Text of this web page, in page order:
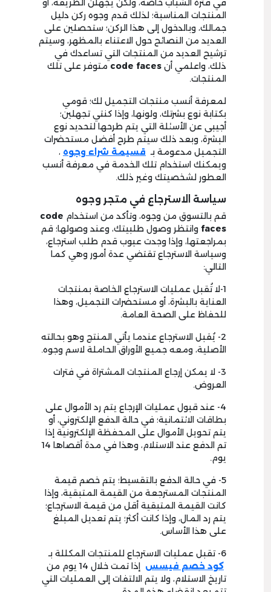
في فترة الشباب خاصة، ولكن يجهلن الطريقة، أو
المنتجات المناسبة؛ لذلك قدم وجوه ركن دليل
جمالك، وبالدخول إلى هذا الركن؛ ستحصلين على
العديد من النصائح حول الاعتناء بالمظهر، وسيتم
ترشيح العديد من المنتجات التي تساعدك في
ذلك، واعلمي أن code faces متوفر على تلك
المنتجات.
لمعرفة أنسب منتجات التجميل لك؛ قومي
بكتابة نوع بشرتك، ولونها، وإذا كنتي تجهلين؛
أجيبى عن الأسئلة التي يتم طرحها لتحديد نوع
البشرة، وبعد ذلك سيتم طرح أفضل مستحضرات
التجميل مدعومة بـ قسيمة شراء وجوه ،
ويمكنك استخدام تلك الخدمة في معرفة أنسب
العطور لشخصيتك وغير ذلك.
سياسة الاسترجاع في متجر وجوه
قم بالتسوق من وجوه، وتأكد من استخدام code
faces وانتظر وصول طلبيتك، وعند وصولها؛ قم
بمراجعتها، وإذا وجدت عيوب قدم طلب استرجاع،
وسياسة الاسترجاع تقتضي عدة أمور وهي كما
التالي:
1-لا تُقبل عمليات الاسترجاع الخاصة بمنتجات
العناية بالبشرة، أو مستحضرات التجميل، وهذا
للحفاظ على الصحة العامة.
2- يُقبل الاسترجاع عندما يأتي المنتج وهو بحالته
الأصلية، ومعه جميع الأوراق الحاملة لاسم وجوه.
3- لا يمكن إرجاع المنتجات المشتراة في فترات
العروض.
4- عند قبول عمليات الإرجاع يتم رد الأموال على
بطاقات الائتمانية؛ في حالة الدفع الإلكتروني، أو
يتم تحويل الأموال على المحفظة الإلكترونية إذا
تم الدفع عند الاستلام، وهذا في مدة أقصاها 14
يوم.
5- في حالة الدفع بالتقسيط؛ يتم خصم قيمة
المنتجات المسترجعة من القيمة المتبقية، وإذا
كانت القيمة المتبقية أقل من قيمة الاسترجاع؛
يتم رد المال، وإذا كانت أكثر؛ يتم تعديل المبلغ
على هذا الأساس.
6- تقبل عمليات الاسترجاع للمنتجات المكللة بـ
كود خصم فيسس
إذا تمت خلال 14 يوم من
تاريخ الاستلام، ولا يتم الالتفات إلى العمليات التي